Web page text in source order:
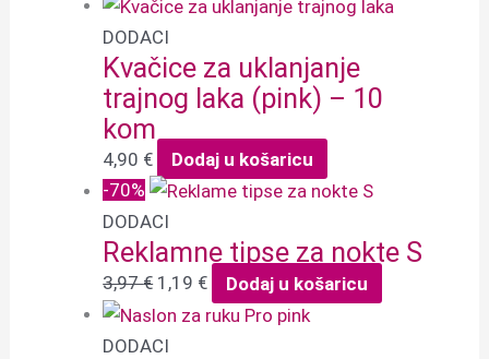
DODACI
Kvačice za uklanjanje
trajnog laka (pink) – 10
kom
4,90 €
Dodaj u košaricu
-70%
DODACI
Reklamne tipse za nokte S
3,97€ 1,19 € Dodaj u košaricu
DODACI